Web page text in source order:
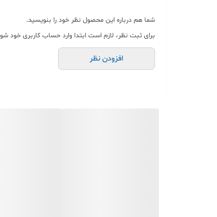
7-به علت pvc بودن جای چسب روی محصلات که زده شده نمی ماند برای محصولاتی مثل شیشه ، بشقاب و دکوری که لیبل به مرور عوض باید شود جای کثیفی لیبل قبلی اصلا نمیماند
شما هم درباره این محصول نظر خود را بنویسید.
برای ثبت نظر، لازم است ابتدا وارد حساب کاربری خود
افزودن نظر